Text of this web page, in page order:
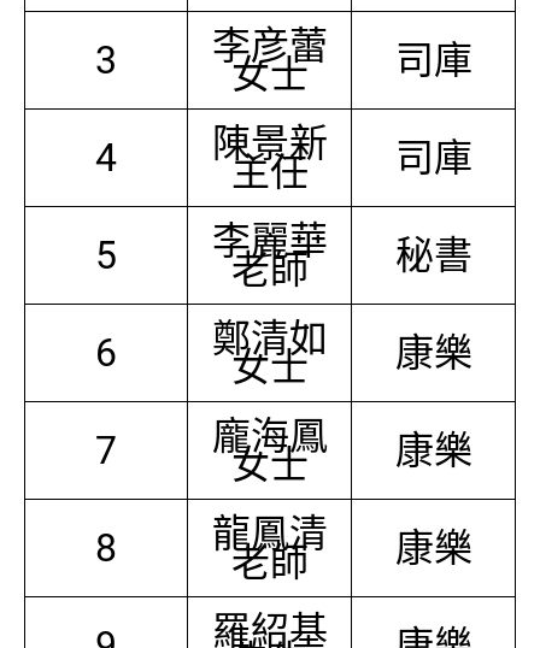
3 李彦蕾
女士 司庫
4 陳景新
主任 司庫
5 李麗華
老師 秘書
6 鄭清如
女士 康樂
7 龐海鳳
女士 康樂
8 龍鳳清
老師 康樂
羅紹基